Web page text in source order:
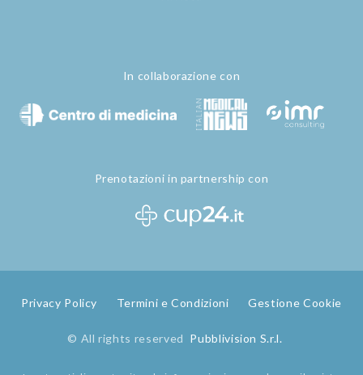
In collaborazione con
Prenotazioni in partnership con
Privacy Policy Termini e Condizioni Gestione Cookie
© All rights reserved Pubblivision S.r.l.